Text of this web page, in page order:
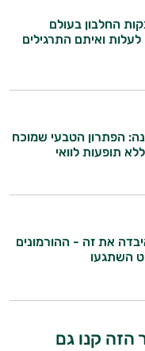
החלבון בעולם
ואיתם התרגילים
הפתרון הטבעי שמוכח
תופעות לוואי
את זה - ההורמונים
השתגעו
הזה קנו גם